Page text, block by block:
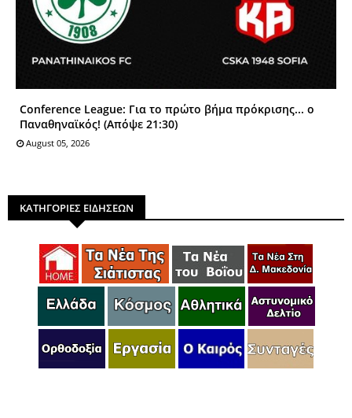
Conference League: Για το πρώτο βήμα πρόκρισης... ο
Παναθηναϊκός! (Απόψε 21:30)
August 05, 2026
ΚΑΤΗΓΟΡΙΕΣ ΕΙΔΗΣΕΩΝ